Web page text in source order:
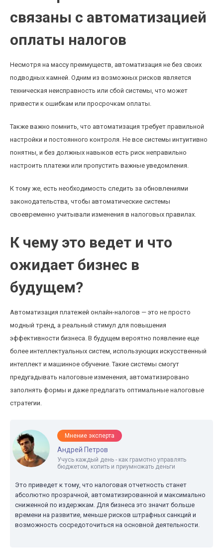
связаны с автоматизацией
оплаты налогов
Несмотря на массу преимуществ, автоматизация не без своих
подводных камней. Одним из возможных рисков является
техническая неисправность или сбой системы, что может
привести к ошибкам или просрочкам оплаты.
Также важно помнить, что автоматизация требует правильной
настройки и постоянного контроля. Не все системы интуитивно
понятны, и без должных навыков есть риск неправильно
настроить платежи или пропустить важные уведомления.
К тому же, есть необходимость следить за обновлениями
законодательства, чтобы автоматические системы
своевременно учитывали изменения в налоговых правилах.
К чему это ведет и что
ожидает бизнес в
будущем?
Автоматизация платежей онлайн-налогов — это не просто
модный тренд, а реальный стимул для повышения
эффективности бизнеса. В будущем вероятно появление еще
более интеллектуальных систем, использующих искусственный
интеллект и машинное обучение. Такие системы смогут
предугадывать налоговые изменения, автоматизировано
заполнять формы и даже предлагать оптимальные налоговые
стратегии.
Мнение эксперта
Андрей Петров
Учусь каждый день - как грамотно управлять
бюджетом, копить и приумножать деньги
Это приведет к тому, что налоговая отчетность станет
абсолютно прозрачной, автоматизированной и максимально
сниженной по издержкам. Для бизнеса это значит больше
времени на развитие, меньше рисков штрафных санкций и
возможность сосредоточиться на основной деятельности.